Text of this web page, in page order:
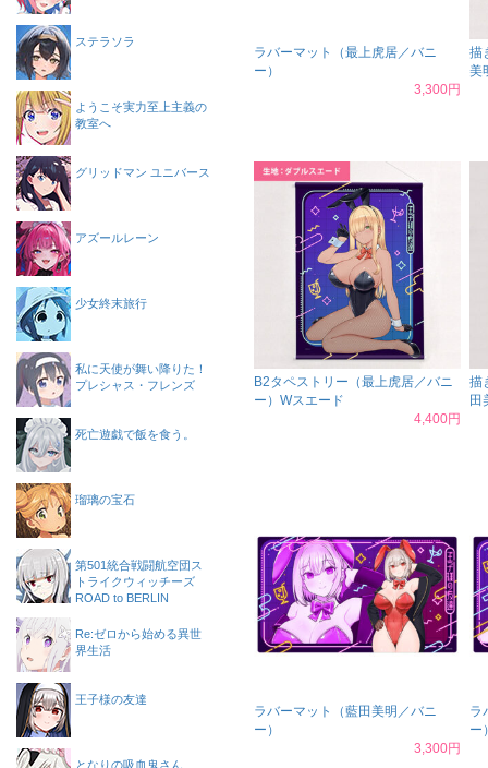
ラバーマット（最上虎居／バニ
ー）
3,300円
描
美
B2タペストリー（最上虎居／バニ
ー）Wスエード
4,400円
描
田
ラバーマット（藍田美明／バニ
ー）
3,300円
ラ
ー
ステラソラ
ようこそ実力至上主義の
教室へ
グリッドマン ユニバース
アズールレーン
少女終末旅行
私に天使が舞い降りた！
プレシャス・フレンズ
死亡遊戯で飯を食う。
瑠璃の宝石
第501統合戦闘航空団ス
トライクウィッチーズ
ROAD to BERLIN
Re:ゼロから始める異世
界生活
王子様の友達
となりの吸血鬼さん